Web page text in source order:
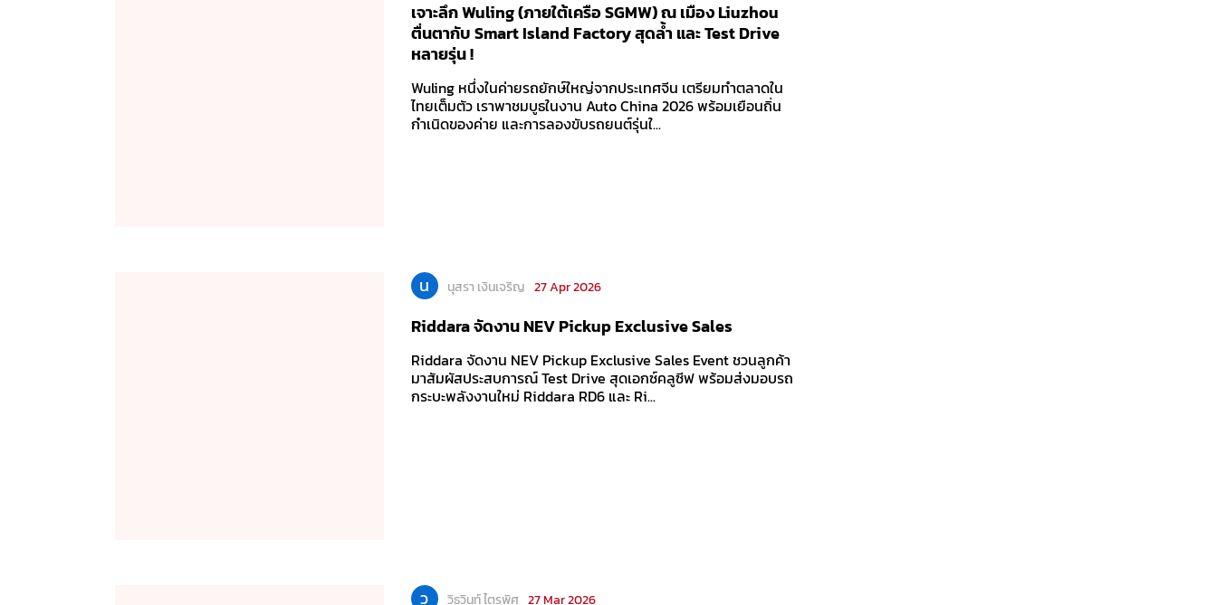
เจาะลึก Wuling (ภายใต้เครือ SGMW) ณ เมือง Liuzhou
ตื่นตากับ Smart Island Factory สุดล้ำ และ Test Drive
หลายรุ่น !
Wuling หนึ่งในค่ายรถยักษ์ใหญ่จากประเทศจีน เตรียมทำตลาดใน
ไทยเต็มตัว เราพาชมบูธในงาน Auto China 2026 พร้อมเยือนถิ่น
กำเนิดของค่าย และการลองขับรถยนต์รุ่นใ...
น นุสรา เงินเจริญ 27 Apr 2026
Riddara จัดงาน NEV Pickup Exclusive Sales
Riddara จัดงาน NEV Pickup Exclusive Sales Event ชวนลูกค้า
มาสัมผัสประสบการณ์ Test Drive สุดเอกซ์คลูซีฟ พร้อมส่งมอบรถ
กระบะพลังงานใหม่ Riddara RD6 และ Ri...
ว วิธวินท์ ไตรพิศ 27 Mar 2026